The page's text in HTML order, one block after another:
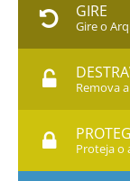
GIRE
Gire o
Remova
Proteja o